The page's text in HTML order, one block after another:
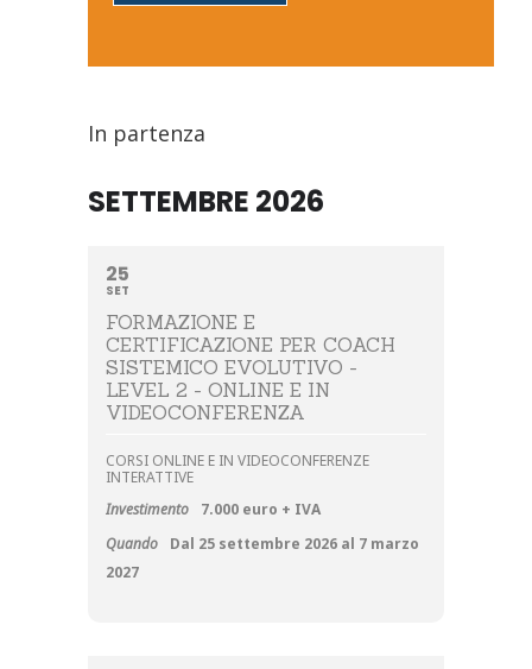
In partenza
SETTEMBRE 2026
25
SET
FORMAZIONE E
CERTIFICAZIONE PER COACH
SISTEMICO EVOLUTIVO -
LEVEL 2 - ONLINE E IN
VIDEOCONFERENZA
CORSI ONLINE E IN VIDEOCONFERENZE
INTERATTIVE
Investimento
7.000 euro + IVA
Quando
Dal 25 settembre 2026 al 7 marzo
2027